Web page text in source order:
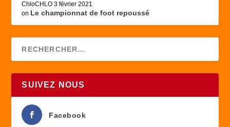
ChloCHLO 3 février 2021
on Le championnat de foot repoussé
SUIVEZ NOUS
Facebook